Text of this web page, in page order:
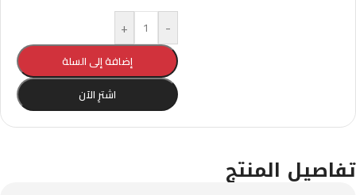
-
+
إضافة إلى السلة
اشترِ الآن
تفاصيل المنتج